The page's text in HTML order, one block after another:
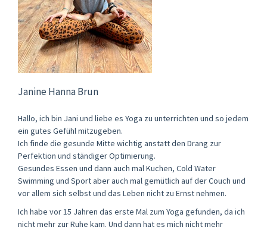
Janine Hanna Brun
Hallo, ich bin Jani und liebe es Yoga zu unterrichten und so jedem
ein gutes Gefühl mitzugeben.
Ich finde die gesunde Mitte wichtig anstatt den Drang zur
Perfektion und ständiger Optimierung.
Gesundes Essen und dann auch mal Kuchen, Cold Water
Swimming und Sport aber auch mal gemütlich auf der Couch und
vor allem sich selbst und das Leben nicht zu Ernst nehmen.
Ich habe vor 15 Jahren das erste Mal zum Yoga gefunden, da ich
nicht mehr zur Ruhe kam. Und dann hat es mich nicht mehr